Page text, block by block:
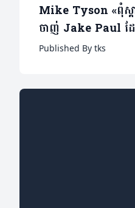
Mike Tyson «ពុំស្
ចាញ់ Jake Paul ដ
៣១ឆ្នាំ
Published By tks